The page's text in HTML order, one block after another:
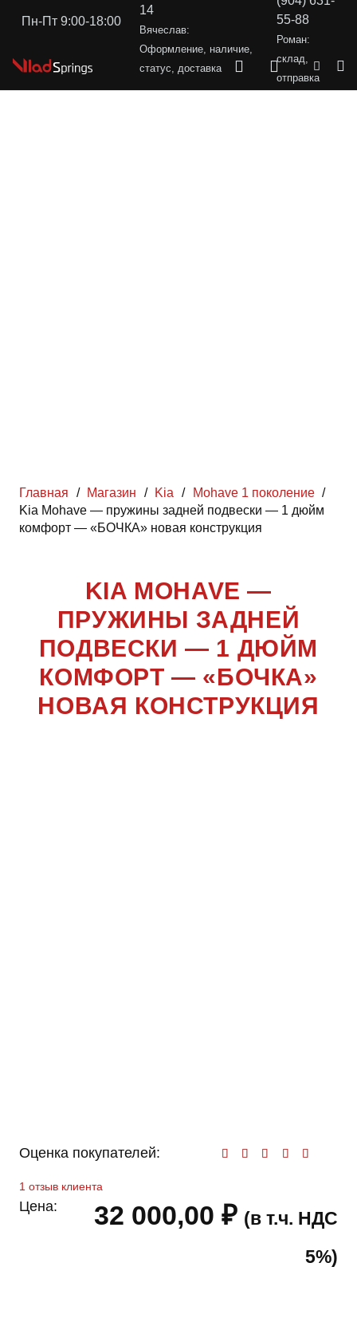
Пн-Пт 9:00-18:00
14
Вячеслав:
Оформление, наличие,
статус, доставка
55-88
Роман:
склад,
отправка
Главная / Магазин / Kia / Mohave 1 поколение /
Kia Mohave — пружины задней подвески — 1 дюйм
комфорт — «БОЧКА» новая конструкция
KIA MOHAVE —
ПРУЖИНЫ ЗАДНЕЙ
ПОДВЕСКИ — 1 ДЮЙМ
КОМФОРТ — «БОЧКА»
НОВАЯ КОНСТРУКЦИЯ
Оценка покупателей:
1 отзыв клиента
Цена: 32 000,00 ₽ (в т.ч. НДС
5%)